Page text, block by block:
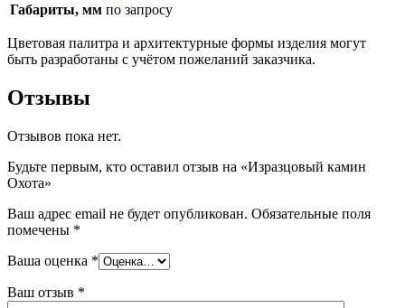
Габариты, мм по запросу
Цветовая палитра и архитектурные формы изделия могут
быть разработаны с учётом пожеланий заказчика.
Отзывы
Отзывов пока нет.
Будьте первым, кто оставил отзыв на «Изразцовый камин
Охота»
Ваш адрес email не будет опубликован. Обязательные поля
помечены *
Ваша оценка *
Ваш отзыв *